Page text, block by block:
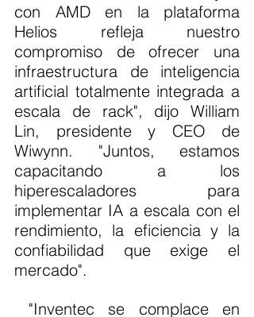
con AMD en la plataforma
Helios refleja nuestro
compromiso de ofrecer una
infraestructura de inteligencia
artificial totalmente integrada a
escala de rack", dijo William
Lin, presidente y CEO de
Wiwynn. "Juntos, estamos
capacitando a los
hiperescaladores para
implementar IA a escala con el
rendimiento, la eficiencia y la
confiabilidad que exige el
mercado".